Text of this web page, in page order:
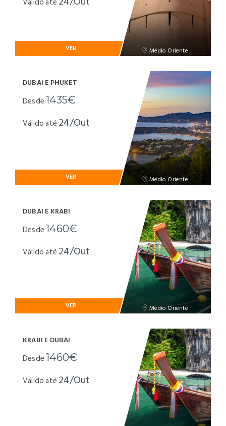
Médio Oriente
VER
Médio Oriente
DUBAI E PHUKET
Desde1435€
Válido até 24/Out
VER
Médio Oriente
DUBAI E KRABI
Desde1460€
Válido até 24/Out
VER
KRABI E DUBAI
Desde1460€
Válido até 24/Out